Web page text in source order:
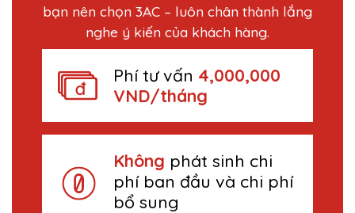
bạn nên chọn 3AC – luôn chân thành lắng
nghe ý kiến của khách hàng.
Phí tư vấn 4,000,000
VND/tháng
Không phát sinh chi
phí ban đầu và chi phí
bổ sung